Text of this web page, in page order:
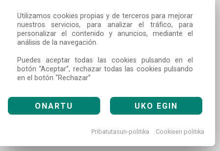
Utilizamos cookies propias y de terceros para mejorar
nuestros servicios, para analizar el tráfico, para
personalizar el contenido y anuncios, mediante el
análisis de la navegación.
Puedes aceptar todas las cookies pulsando en el
botón “Aceptar”, rechazar todas las cookies pulsando
en el botón “Rechazar”
ONARTU UKO EGIN
Pribatutasun-politika Cookieen politika